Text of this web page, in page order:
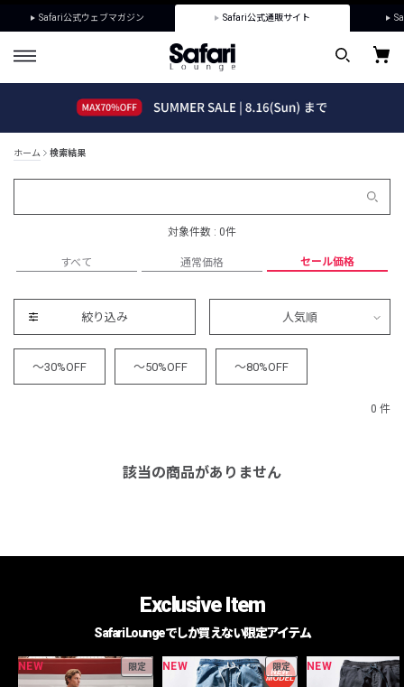
Safari公式ウェブマガジン Safari公式通販サイト
ホーム 検索結果
対象件数 : 0件
すべて 通常価格 セール価格
絞り込み 人気順
～30%OFF ～50%OFF ～80%OFF
0 件
該当の商品がありません
Exclusive Item
Safari Loungeでしか買えない限定アイテム
NEW 限定 NEW 限定 NEW